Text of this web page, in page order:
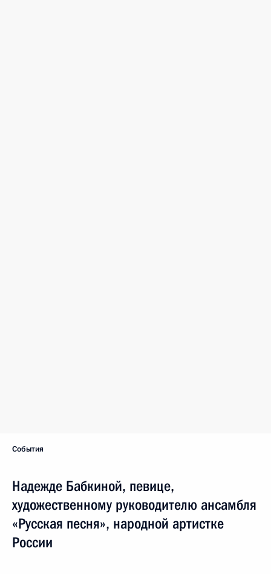
События
Надежде Бабкиной, певице,
художественному руководителю ансамбля
«Русская песня», народной артистке
России